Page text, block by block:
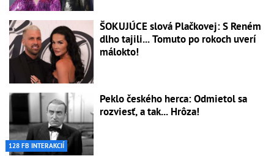
ŠOKUJÚCE slová Plačkovej: S Reném
dlho tajili... Tomuto po rokoch uverí
málokto!
128 FB INTERAKCIÍ
Peklo českého herca: Odmietol sa
rozviesť, a tak... Hrôza!